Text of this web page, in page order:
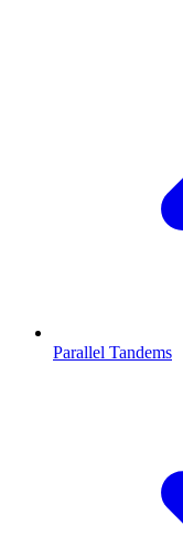
Parallel Tandems